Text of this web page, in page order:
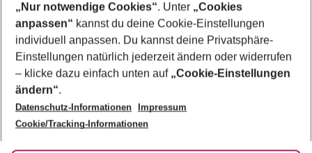
Footer
Footer navigation
Über uns
AGB
Bestpreisgarantie
Cookie-Einstellungen ändern
Cookie-Richtlinie
Agenturbetreuung
Barrierefreies Reisen
Folge uns
„Nur notwendige Cookies“. Unter „Cookies
anpassen“ kannst du deine Cookie-Einstellungen
individuell anpassen. Du kannst deine Privatsphäre-
Einstellungen natürlich jederzeit ändern oder widerrufen
– klicke dazu einfach unten auf „Cookie-Einstellungen
ändern“.
Datenschutz-Informationen
Impressum
Cookie/Tracking-Informationen